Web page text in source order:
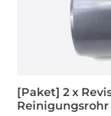
[Paket] 2 x